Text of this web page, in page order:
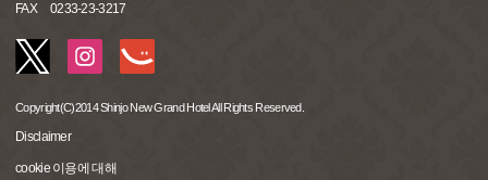
FAX
0233-23-3217
Copyright(C)2014 Shinjo New Grand Hotel All Rights Reserved.
Disclaimer
cookie 이용에 대해